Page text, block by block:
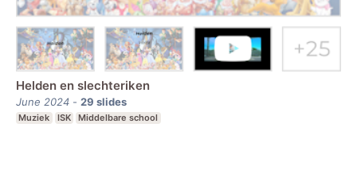
Helden en slechteriken
June 2024 - 29 slides
Muziek ISK Middelbare school